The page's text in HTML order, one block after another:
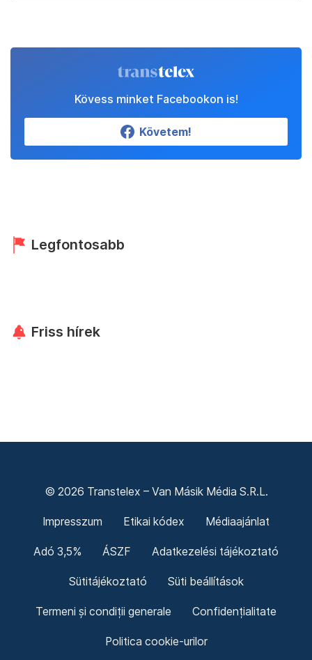
Kövess minket Facebookon is!
Követem!
Legfontosabb
Friss hírek
© 2026 Transtelex – Van Másik Média S.R.L.
Impresszum Etikai kódex Médiaajánlat
Adó 3,5% ÁSZF Adatkezelési tájékoztató
Sütitájékoztató Süti beállítások
Termeni și condiții generale Confidențialitate
Politica cookie-urilor